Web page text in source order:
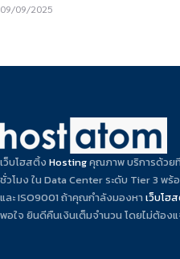
09/09/2025
เว็บโฮสติ้ง Hostingคุณภาพ บริการด้วย
ชั่วโมง ใน Data Center ระดับ Tier 3 พ
และ ISO9001 ถ้าคุณกำลังมองหา เว็บโฮ
พอใจ ยินดีคืนเงินเต็มจำนวน โดยไม่ต้อง